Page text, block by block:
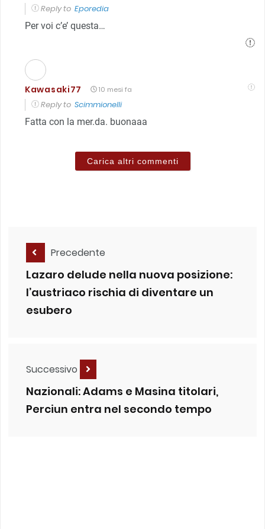
Reply to Eporedia
Per voi c’e’ questa…
Kawasaki77 10 mesi fa
Reply to Scimmionelli
Fatta con la mer.da. buonaaa
Carica altri commenti
Precedente
Lazaro delude nella nuova posizione:
l’austriaco rischia di diventare un
esubero
Successivo
Nazionali: Adams e Masina titolari,
Perciun entra nel secondo tempo